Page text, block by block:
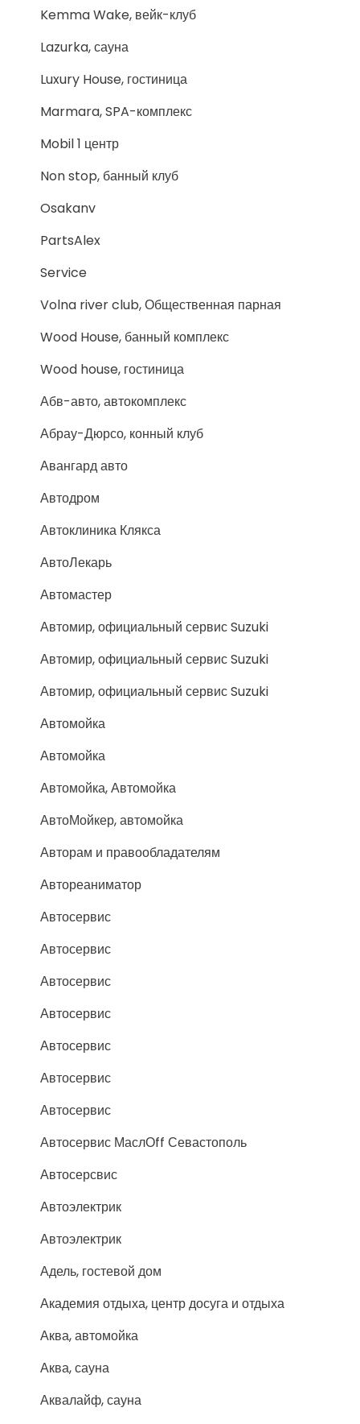
Kemma Wake, вейк-клуб
Lazurka, сауна
Luxury House, гостиница
Marmara, SPA-комплекс
Mobil 1 центр
Non stop, банный клуб
Osakanv
PartsAlex
Service
Volna river club, Общественная парная
Wood House, банный комплекс
Wood house, гостиница
Абв-авто, автокомплекс
Абрау-Дюрсо, конный клуб
Авангард авто
Автодром
Автоклиника Клякса
АвтоЛекарь
Автомастер
Автомир, официальный сервис Suzuki
Автомир, официальный сервис Suzuki
Автомир, официальный сервис Suzuki
Автомойка
Автомойка
Автомойка, Автомойка
АвтоМойкер, автомойка
Авторам и правообладателям
Автореаниматор
Автосервис
Автосервис
Автосервис
Автосервис
Автосервис
Автосервис
Автосервис
Автосервис МаслОff Севастополь
Автосерсвис
Автоэлектрик
Автоэлектрик
Адель, гостевой дом
Академия отдыха, центр досуга и отдыха
Аква, автомойка
Аква, сауна
Аквалайф, сауна